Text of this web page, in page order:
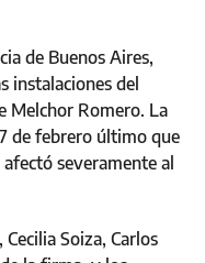
de Buenos Aires,
instalaciones del
Melchor Romero. La
de febrero último que
severamente al
Soiza, Carlos